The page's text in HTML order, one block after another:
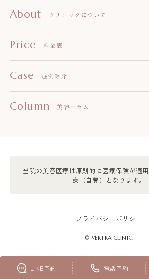
LINE予約 電話予約
大阪 大阪院
About クリニックについて
Price 料金表
Case 症例紹介
Column 美容コラム
当院の美容医療は原則的に医療保険が適
療（自費）となります。
プライバシーポリシー
© VERTRA CLINIC.